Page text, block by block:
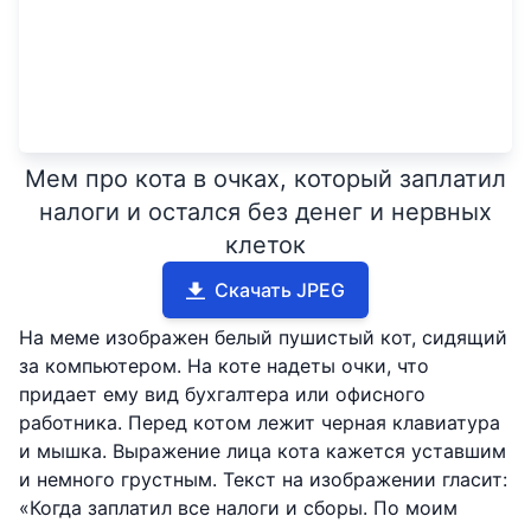
Мем про кота в очках, который заплатил
налоги и остался без денег и нервных
клеток
Скачать JPEG
На меме изображен белый пушистый кот, сидящий
за компьютером. На коте надеты очки, что
придает ему вид бухгалтера или офисного
работника. Перед котом лежит черная клавиатура
и мышка. Выражение лица кота кажется уставшим
и немного грустным. Текст на изображении гласит:
«Когда заплатил все налоги и сборы. По моим